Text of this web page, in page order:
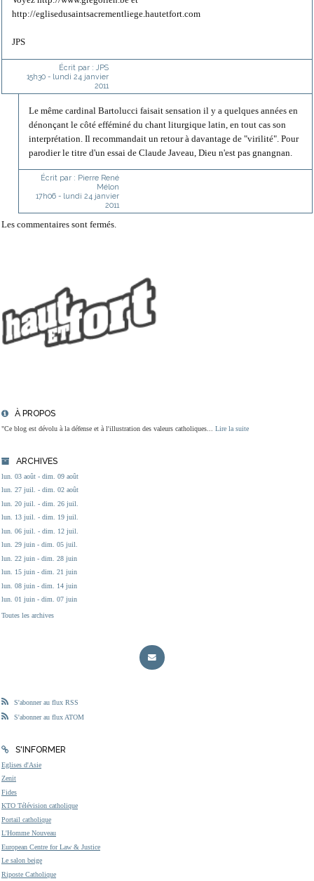
À PROPOS
"Ce blog est dévolu à la défense et à l'illustration des valeurs catholiques... Lire la suite
ARCHIVES
lun. 03 août - dim. 09 août
lun. 27 juil. - dim. 02 août
lun. 20 juil. - dim. 26 juil.
lun. 13 juil. - dim. 19 juil.
lun. 06 juil. - dim. 12 juil.
lun. 29 juin - dim. 05 juil.
lun. 22 juin - dim. 28 juin
lun. 15 juin - dim. 21 juin
lun. 08 juin - dim. 14 juin
lun. 01 juin - dim. 07 juin
Toutes les archives
S'abonner au flux RSS
S'abonner au flux ATOM
S'INFORMER
Eglises d'Asie
Zenit
Fides
KTO Télévision catholique
Portail catholique
L'Homme Nouveau
European Centre for Law & Justice
Le salon beige
Riposte Catholique
http://eglisedusaintsacrementliege.hautetfort.com
JPS
Écrit par : JPS
15h30- lundi 24 janvier
2011
Le même cardinal Bartolucci faisait sensation il y a quelques années en
dénonçant le côté efféminé du chant liturgique latin, en tout cas son
interprétation. Il recommandait un retour à davantage de "virilité". Pour
parodier le titre d'un essai de Claude Javeau, Dieu n'est pas gnangnan.
Écrit par : Pierre René
Mélon
17h06- lundi 24 janvier
2011
Les commentaires sont fermés.